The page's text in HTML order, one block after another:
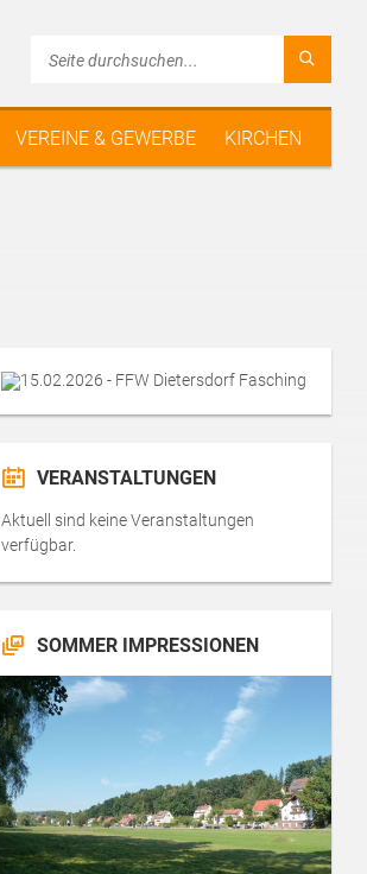
VEREINE & GEWERBE KIRCHEN
VERANSTALTUNGEN
Aktuell sind keine Veranstaltungen
verfügbar.
SOMMER IMPRESSIONEN